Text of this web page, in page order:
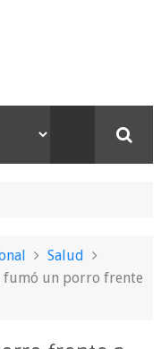
Salud
fumó un porro frente